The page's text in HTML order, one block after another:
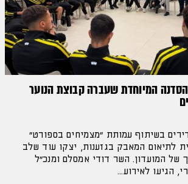
המיוחדת שעברה קבוצת הנוער
בשיתוף עמותת "מצמיחים בספורט"
לתיאום המאבק בגזענות, יצקו עוד שלב
של המועדון. השר דודי אמסלם ומנכ״ל
הגיעו לאירוע...